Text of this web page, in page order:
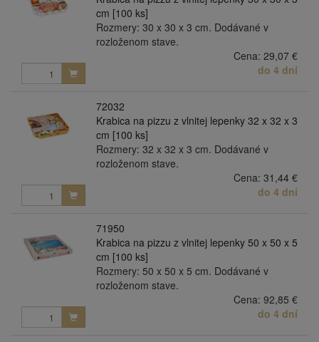
cm [100 ks]
Rozmery: 30 x 30 x 3 cm. Dodávané v
rozloženom stave.
Cena: 29,07 €
do 4 dní
72032
Krabica na pizzu z vlnitej lepenky 32 x 32 x 3
cm [100 ks]
Rozmery: 32 x 32 x 3 cm. Dodávané v
rozloženom stave.
Cena: 31,44 €
do 4 dní
71950
Krabica na pizzu z vlnitej lepenky 50 x 50 x 5
cm [100 ks]
Rozmery: 50 x 50 x 5 cm. Dodávané v
rozloženom stave.
Cena: 92,85 €
do 4 dní